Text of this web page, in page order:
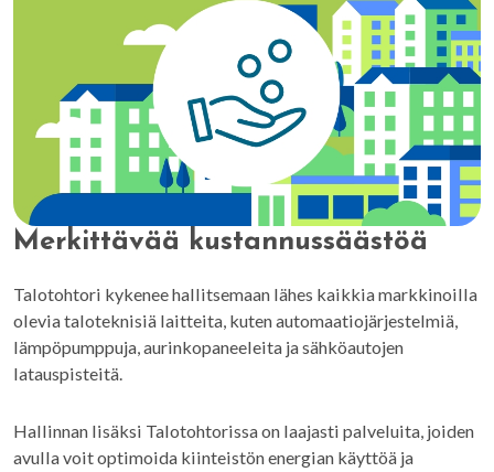
Merkittävää kustannussäästöä
Talotohtori kykenee hallitsemaan lähes kaikkia markkinoilla
olevia taloteknisiä laitteita, kuten automaatiojärjestelmiä,
lämpöpumppuja, aurinkopaneeleita ja sähköautojen
latauspisteitä.
Hallinnan lisäksi Talotohtorissa on laajasti palveluita, joiden
avulla voit optimoida kiinteistön energian käyttöä ja